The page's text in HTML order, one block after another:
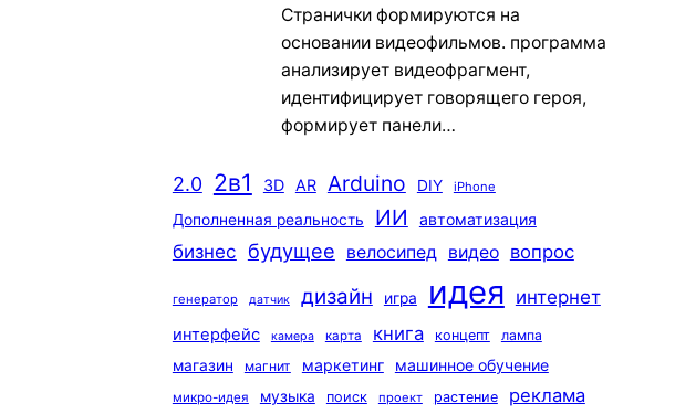
Странички формируются на
основании видеофильмов. программа
анализирует видеофрагмент,
идентифицирует говорящего героя,
формирует панели…
2.0 2в1 3D AR Arduino DIY iPhone
Дополненная реальность ИИ автоматизация
бизнес будущее велосипед видео вопрос
генератор датчик дизайн игра идея интернет
интерфейс камера карта книга концепт лампа
магазин магнит маркетинг машинное обучение
микро-идея музыка поиск проект растение реклама